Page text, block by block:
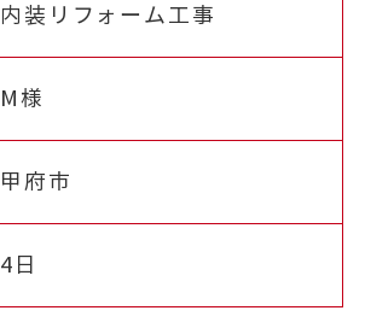
内装リフォーム工事
M様
甲府市
4日